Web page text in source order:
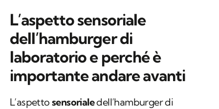
L’aspetto sensoriale
dell’hamburger di
laboratorio e perché è
importante andare avanti
L’aspetto sensorialedell’hamburger di